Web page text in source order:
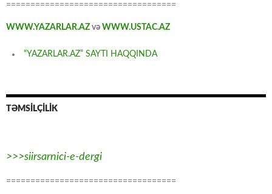
===================================
WWW.YAZARLAR.AZ və WWW.USTAC.AZ
“YAZARLAR.AZ” SAYTI HAQQINDA
TƏMSİLÇİLİK
>>>siirsarnici-e-dergi
===================================